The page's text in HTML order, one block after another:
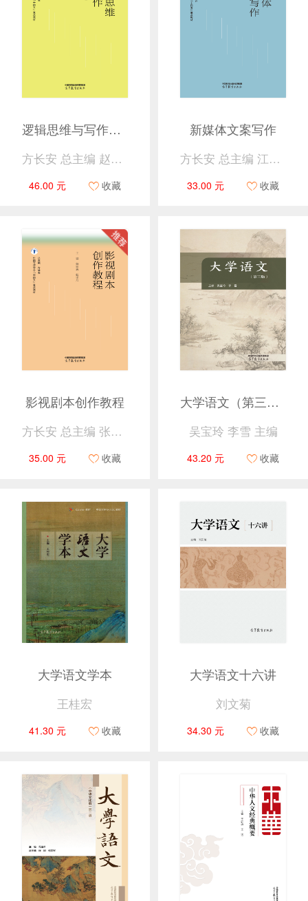
逻辑思维与写作（第二版）
方长安 总主编 赵颖 主编
46.00 元 收藏
新媒体文案写作
方长安 总主编 江马益 朱洁 主编
33.00 元 收藏
影视剧本创作教程
方长安 总主编 张家恕 张译丹 主编
35.00 元 收藏
大学语文（第三版）
吴宝玲 李雪 主编
43.20 元 收藏
大学语文学本
王桂宏
41.30 元 收藏
大学语文十六讲
刘文菊
34.30 元 收藏